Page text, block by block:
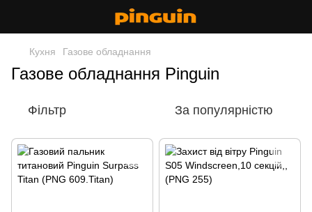
Кухня Газове обладнання
Газове обладнання Pinguin
Фільтр За популярністю